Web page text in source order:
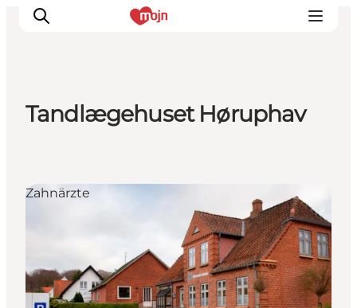
Events
Übernachtung
Tandlægehuset Høruphav
Zahnärzte